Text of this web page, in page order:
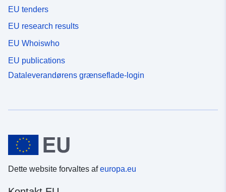
EU tenders
EU research results
EU Whoiswho
EU publications
Dataleverandørens grænseflade-login
Dette website forvaltes afeuropa.eu